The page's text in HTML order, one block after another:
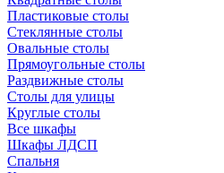
Пластиковые столы
Стеклянные столы
Овальные столы
Прямоугольные столы
Раздвижные столы
Столы для улицы
Круглые столы
Все шкафы
Шкафы ЛДСП
Спальня